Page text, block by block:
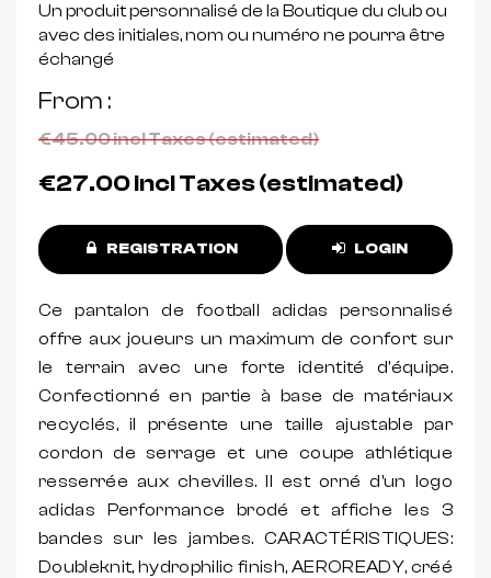
Un produit personnalisé de la Boutique du club ou
avec des initiales, nom ou numéro ne pourra être
échangé
From
€45.00incl Taxes (estimated)
€27.00incl Taxes (estimated)
REGISTRATION LOGIN
Ce pantalon de football adidas personnalisé
offre aux joueurs un maximum de confort sur
le terrain avec une forte identité d'équipe.
Confectionné en partie à base de matériaux
recyclés, il présente une taille ajustable par
cordon de serrage et une coupe athlétique
resserrée aux chevilles. Il est orné d'un logo
adidas Performance brodé et affiche les 3
bandes sur les jambes. CARACTÉRISTIQUES:
Doubleknit, hydrophilic finish, AEROREADY, créé